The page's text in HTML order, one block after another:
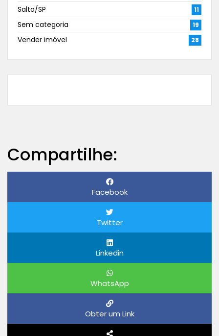
Salto/SP 11
Sem categoria 19
Vender imóvel 28
Compartilhe:
Facebook
Twitter
Linkedin
WhatsApp
Obter um Link